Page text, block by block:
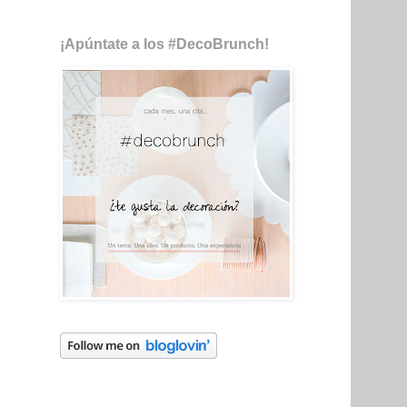
¡Apúntate a los #DecoBrunch!